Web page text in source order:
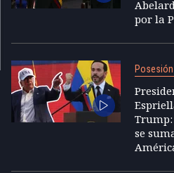
por la
Posesión
se